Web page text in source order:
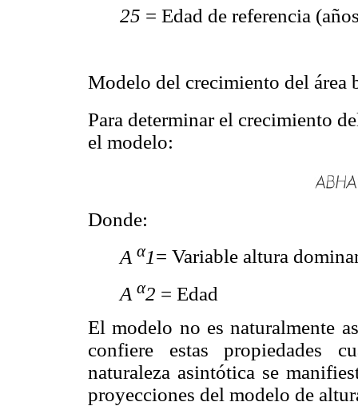
25 = Edad de referencia
Modelo del crecimiento del área
Para determinar el crecimiento
el modelo:
Donde:
A α1= Variable altura
A α2 = Edad
El modelo no es naturalmente
confiere estas propiedades
naturaleza asintótica se
proyecciones del modelo de